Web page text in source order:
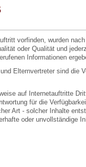
vorfinden, wurden
oder Qualität und
Informationen
Elternvertreter sind die
auf Internetauftritte
für die
Art - solcher Inhalte
oder unvollständige